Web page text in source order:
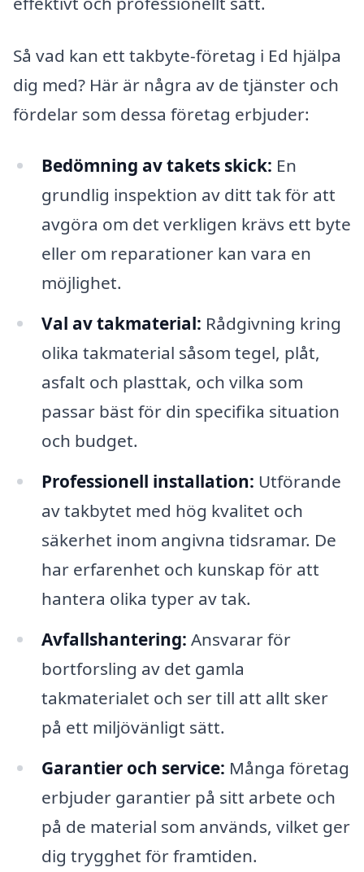
Så vad kan ett takbyte-företag i Ed hjälpa
dig med? Här är några av de tjänster och
fördelar som dessa företag erbjuder:
Bedömning av takets skick: En
grundlig inspektion av ditt tak för att
avgöra om det verkligen krävs ett byte
eller om reparationer kan vara en
möjlighet.
Val av takmaterial: Rådgivning kring
olika takmaterial såsom tegel, plåt,
asfalt och plasttak, och vilka som
passar bäst för din specifika situation
och budget.
Professionell installation: Utförande
av takbytet med hög kvalitet och
säkerhet inom angivna tidsramar. De
har erfarenhet och kunskap för att
hantera olika typer av tak.
Avfallshantering: Ansvarar för
bortforsling av det gamla
takmaterialet och ser till att allt sker
på ett miljövänligt sätt.
Garantier och service: Många företag
erbjuder garantier på sitt arbete och
på de material som används, vilket ger
dig trygghet för framtiden.